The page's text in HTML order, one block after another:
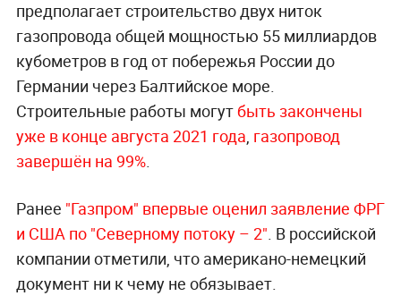
предполагает строительство двух ниток
газопровода общей мощностью 55 миллиардов
кубометров в год от побережья России до
Германии через Балтийское море.
Строительные работы могутбыть закончены
уже в конце августа 2021 года, газопровод
завершён на 99%.
Ранее "Газпром" впервые оценил заявление ФРГ
и США по "Северному потоку – 2". В российской
компании отметили, что американо-немецкий
документ ни к чему не обязывает.